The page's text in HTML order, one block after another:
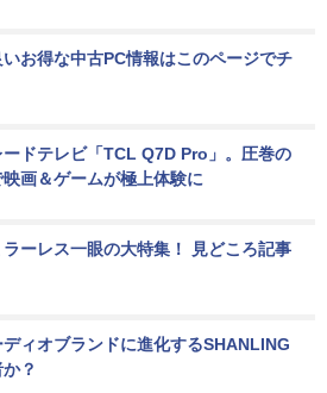
お得な中古PC情報はこのページでチ
ドテレビ「TCL Q7D Pro」。圧巻の
画＆ゲームが極上体験に
ラーレス一眼の大特集！ 見どころ記事
ィオブランドに進化するSHANLING
？